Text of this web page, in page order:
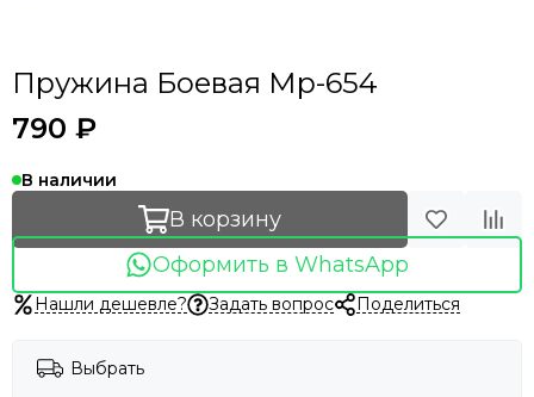
Пружина Боевая Мр-654
790 ₽
В наличии
В корзину
Оформить в WhatsApp
Нашли дешевле? Задать вопрос Поделиться
Выбрать